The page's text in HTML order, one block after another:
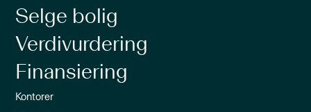
Selge bolig
Verdivurdering
Finansiering
Kontorer